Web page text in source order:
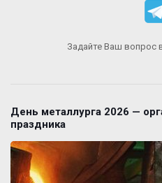
Задайте Ваш вопрос
День металлурга 2026 —
праздника